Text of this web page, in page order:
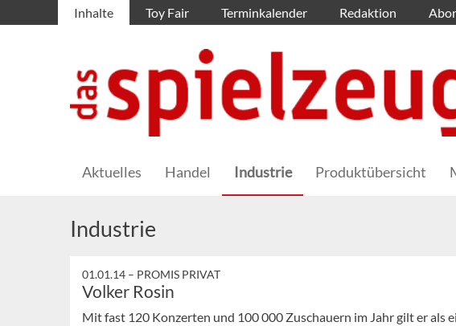
Inhalte Toy Fair Terminkalender Redaktion
Aktuelles Handel Industrie Produktübersicht
Industrie
01.01.14 – PROMIS PRIVAT
Volker Rosin
Mit fast 120 Konzerten und 100 000 Zuschauern im Jahr gilt er